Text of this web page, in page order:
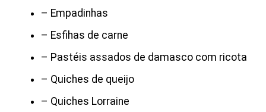
– Empadinhas
– Esfihas de carne
– Pastéis assados de damasco com ricota
– Quiches de queijo
– Quiches Lorraine